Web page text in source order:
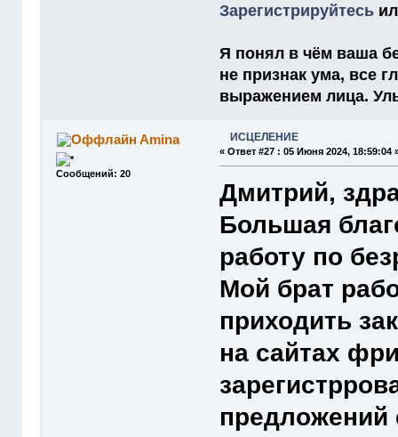
Зарегистрируйтесь
Я понял в чём ваша
не признак ума, все
выражением лица.
Amina
Сообщений: 20
ИСЦЕЛЕНИЕ
«Ответ #27 : 05 Июня 2024, 18:59:04
Дмитрий,
Большая
работу по
Мой брат
приходить
на сайтах
предложений